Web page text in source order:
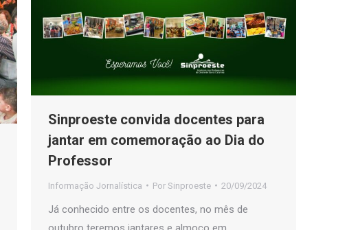
Sinproeste convida docentes para
jantar em comemoração ao Dia do
Professor
Informação Jornalística Por Sinproeste 20/09/2024
Já conhecido entre os docentes, no mês de